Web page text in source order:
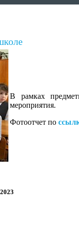
В рамках
мероприятия.
Фотоотчет по